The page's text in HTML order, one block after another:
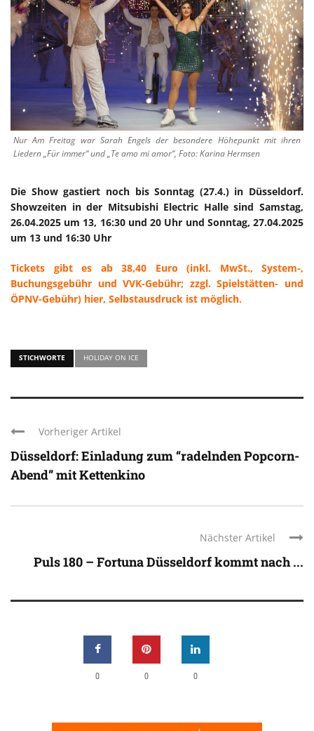
Nur Am Freitag war Sarah Engels der besondere Höhepunkt mit ihren
Liedern „Für immer“ und „Te amo mi amor“, Foto: Karina Hermsen
Die Show gastiert noch bis Sonntag (27.4.) in Düsseldorf.
Showzeiten in der Mitsubishi Electric Halle sind Samstag,
26.04.2025 um 13, 16:30 und 20 Uhr und Sonntag, 27.04.2025
um 13 und 16:30 Uhr
Tickets gibt es ab 38,40 Euro (inkl. MwSt., System-,
Buchungsgebühr und VVK-Gebühr; zzgl. Spielstätten- und
ÖPNV-Gebühr) hier, Selbstausdruck ist möglich.
STICHWORTE HOLIDAY ON ICE
Vorheriger Artikel
Düsseldorf: Einladung zum “radelnden Popcorn-
Abend” mit Kettenkino
Nächster Artikel
Puls 180 – Fortuna Düsseldorf kommt nach ...
0 0 0